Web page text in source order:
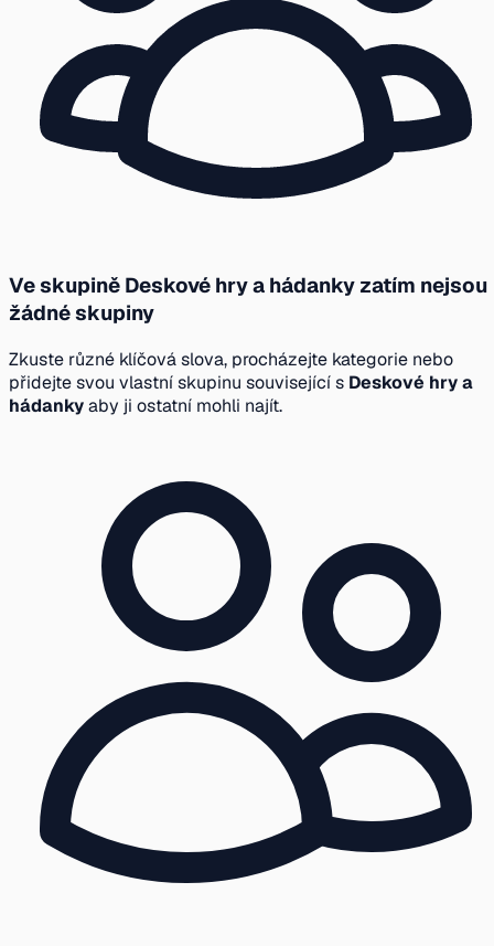
Ve skupině Deskové hry a hádanky zatím nejsou
žádné skupiny
Zkuste různé klíčová slova, procházejte kategorie nebo
přidejte svou vlastní skupinu související s Deskové hry a
hádankyaby ji ostatní mohli najít.